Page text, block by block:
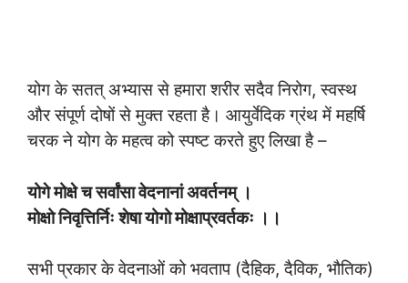
योग के सतत् अभ्यास से हमारा शरीर सदैव निरोग, स्वस्थ
और संपूर्ण दोषों से मुक्त रहता है। आयुर्वेदिक ग्रंथ में महर्षि
चरक ने योग के महत्व को स्पष्ट करते हुए लिखा है –
योगे मोक्षे च सर्वांसा वेदनानां अवर्तनम् ।
मोक्षो निवृत्तिर्निः शेषा योगो मोक्षाप्रवर्तकः ।।
सभी प्रकार के वेदनाओं को भवताप (दैहिक, दैविक, भौतिक)